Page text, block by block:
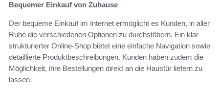
Bequemer Einkauf von Zuhause
Der bequeme Einkauf im Internet ermöglicht es Kunden, in aller
Ruhe die verschiedenen Optionen zu durchstöbern. Ein klar
strukturierter Online-Shop bietet eine einfache Navigation sowie
detaillierte Produktbeschreibungen. Kunden haben zudem die
Möglichkeit, ihre Bestellungen direkt an die Haustür liefern zu
lassen.